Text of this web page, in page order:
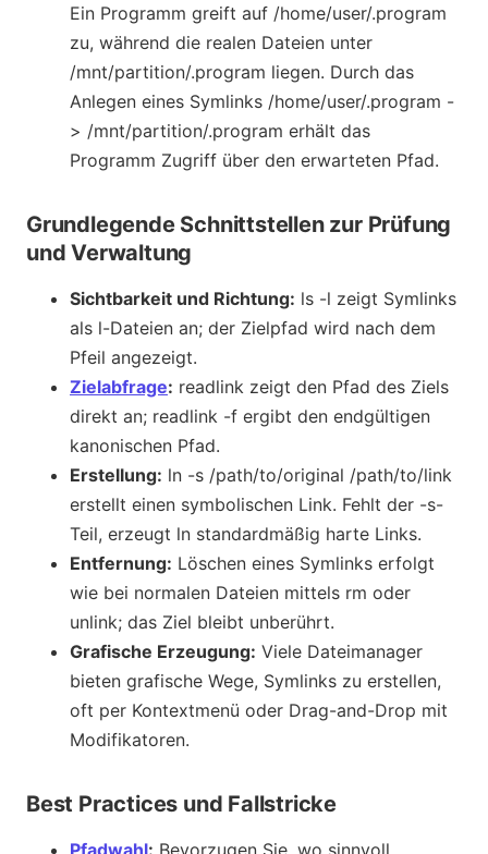
Ein Programm greift auf /home/user/.program
zu, während die realen Dateien unter
/mnt/partition/.program liegen. Durch das
Anlegen eines Symlinks /home/user/.program -
> /mnt/partition/.program erhält das
Programm Zugriff über den erwarteten Pfad.
Grundlegende Schnittstellen zur Prüfung
und Verwaltung
Sichtbarkeit und Richtung: ls -l zeigt Symlinks
als l-Dateien an; der Zielpfad wird nach dem
Pfeil angezeigt.
Zielabfrage: readlink zeigt den Pfad des Ziels
direkt an; readlink -f ergibt den endgültigen
kanonischen Pfad.
Erstellung: ln -s /path/to/original /path/to/link
erstellt einen symbolischen Link. Fehlt der -s-
Teil, erzeugt ln standardmäßig harte Links.
Entfernung: Löschen eines Symlinks erfolgt
wie bei normalen Dateien mittels rm oder
unlink; das Ziel bleibt unberührt.
Grafische Erzeugung: Viele Dateimanager
bieten grafische Wege, Symlinks zu erstellen,
oft per Kontextmenü oder Drag-and-Drop mit
Modifikatoren.
Best Practices und Fallstricke
Pfadwahl: Bevorzugen Sie, wo sinnvoll,